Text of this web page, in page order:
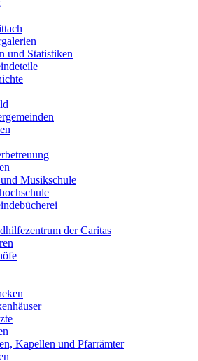
und Statistiken
Musikschule
der Caritas
Kapellen und Pfarrämter